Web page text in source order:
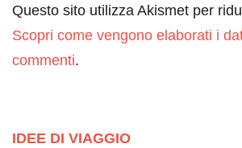
Questo sito utilizza Akismet per
Scopri come vengono elaborati i
commenti.
IDEE DI VIAGGIO